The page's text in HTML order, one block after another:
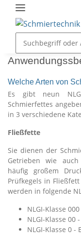
Welche Arten von
Es gibt neun
Schmierfettes
in 3 verschiedene
Fließfette
Sie dienen der
Getrieben wie
häufig großem
Prüfkegels in
werden in folgende
NLGI-Klasse
NLGI-Klasse 00
NLGI-Klasse 0